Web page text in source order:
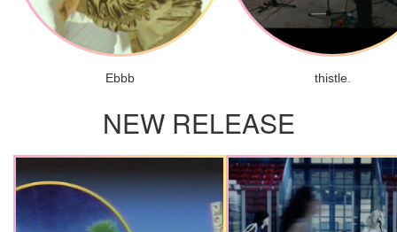
Ebbb thistle.
NEW RELEASE